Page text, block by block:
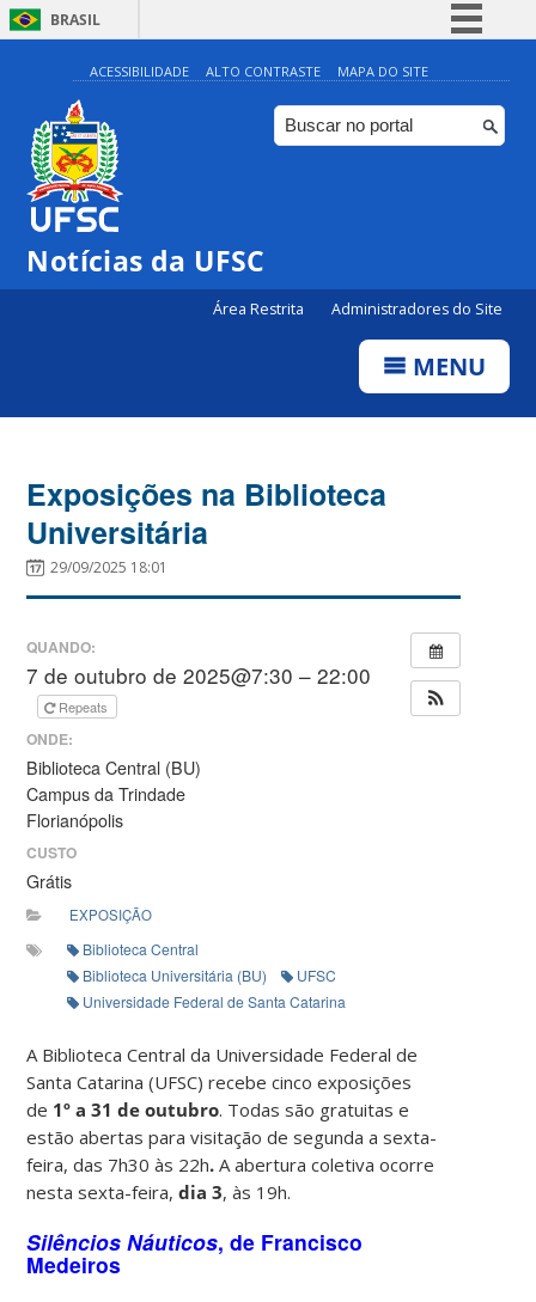
BRASIL
Simplifique!
Comunica BR
Participe
ACESSIBILIDADE ALTO CONTRASTE MAPA DO SITE
Notícias da UFSC
Área Restrita Administradores do Site
MENU
Exposições na Biblioteca
Universitária
29/09/2025 18:01
QUANDO:
7 de outubro de 2025@7:30 – 22:00
Repeats
ONDE:
Biblioteca Central (BU)
Campus da Trindade
Florianópolis
CUSTO
Grátis
EXPOSIÇÃO
Biblioteca Central
Biblioteca Universitária (BU)
UFSC
Universidade Federal de Santa Catarina
A Biblioteca Central da Universidade Federal de
Santa Catarina (UFSC) recebe cinco exposições
de 1º a 31 de outubro. Todas são gratuitas e
estão abertas para visitação de segunda a sexta-
feira, das 7h30 às 22h.A abertura coletiva ocorre
nesta sexta-feira,dia 3, às 19h.
Silêncios Náuticos, de Francisco
Medeiros